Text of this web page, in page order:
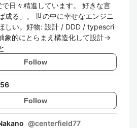
日々精進しています。 好きな言
成る」。 世の中に幸せなエンジニ
しい。好物: 設計 / DDD / typescri
象的にとらまえ構造化して設計->
Follow
Follow
@centerfield77